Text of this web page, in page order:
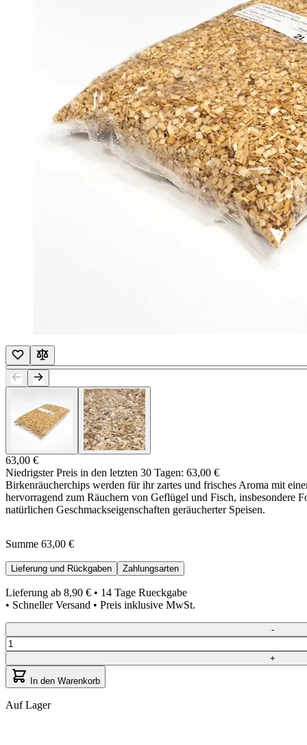
63,00 €
Niedrigster Preis in den letzten 30 Tagen: 63,00 €
Birkenräucherchips werden für ihr zartes und frisches Aroma mit
hervorragend zum Räuchern von Geflügel und Fisch, insbesondere
natürlichen Geschmackseigenschaften geräucherter Speisen.
Summe 63,00 €
Lieferung und Rückgaben Zahlungsarten
Lieferung ab 8,90 € • 14 Tage Rueckgabe
• Schneller Versand • Preis inklusive MwSt.
Quantity
-
+
In den Warenkorb
Auf Lager